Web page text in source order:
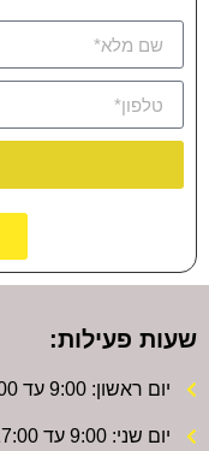
שעות פעילות:
יום ראשון: 9:00 עד 17:00
יום שני: 9:00 עד 17:00